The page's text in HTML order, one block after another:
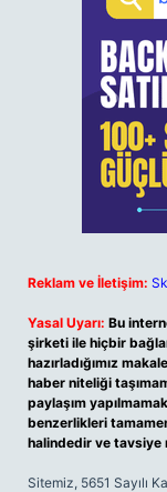
Reklam ve İletişim:
Yasal Uyarı: Bu
şirketi ile hiçbir
hazırladığımız
haber niteliği
paylaşım
benzerlikleri
halindedir ve tavsiye
Sitemiz, 5651 Sayılı